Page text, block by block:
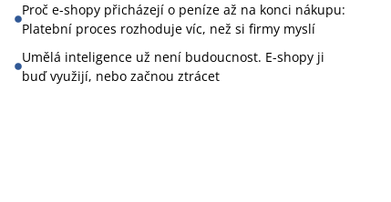
Proč e-shopy přicházejí o peníze až na konci nákupu:
Platební proces rozhoduje víc, než si firmy myslí
Umělá inteligence už není budoucnost. E-shopy ji
buď využijí, nebo začnou ztrácet